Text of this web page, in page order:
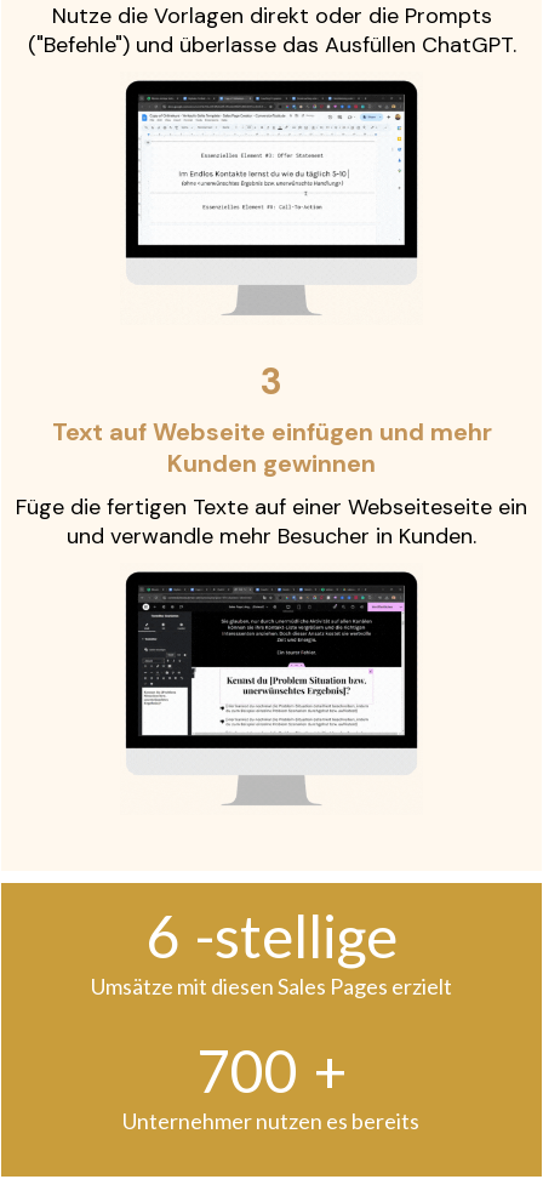
Nutze die Vorlagen direkt oder die Prompts
("Befehle") und überlasse das Ausfüllen ChatGPT.
3
Text auf Webseite einfügen und mehr
Kunden gewinnen
Füge die fertigen Texte auf einer Webseiteseite ein
und verwandle mehr Besucher in Kunden.
6 -stellige
Umsätze mit diesen Sales Pages erzielt
700 +
Unternehmer nutzen es bereits